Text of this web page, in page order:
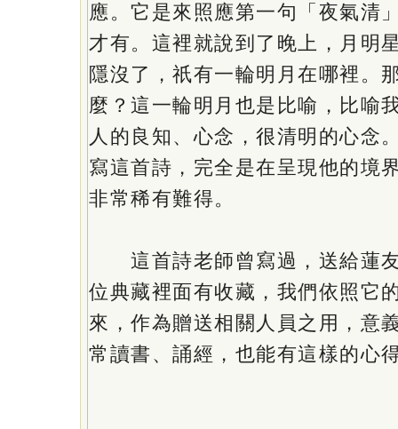
應。它是來照應第一句「夜氣清
才有。這裡就說到了晚上，月明
隱沒了，祇有一輪明月在哪裡。
麼？這一輪明月也是比喻，比喻
人的良知、心念，很清明的心念
寫這首詩，完全是在呈現他的境
非常稀有難得。
這首詩老師曾寫過，送給蓮
位典藏裡面有收藏，我們依照它
來，作為贈送相關人員之用，意
常讀書、誦經，也能有這樣的心